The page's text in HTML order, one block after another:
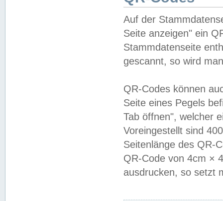
Auf der
Seite anzeigen" ein
Stammdatenseite
gescannt, so wird
QR-Codes können
Seite eines Pegels
Tab öffnen", welcher
Voreingestellt sind
Seitenlänge des QR-
QR-Code von 4cm ×
ausdrucken, so setzt